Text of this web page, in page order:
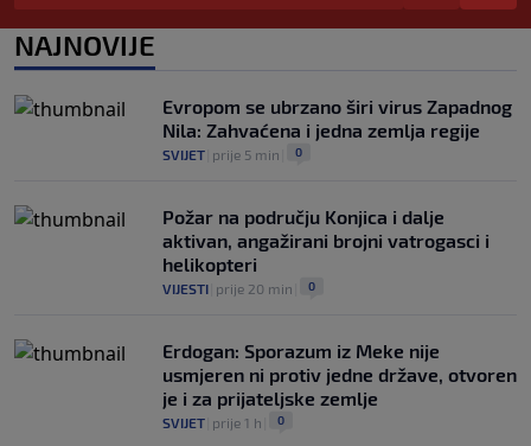
0
nisu pozvali na ostavku
NOGOMET 7. aug. 0
NAJNOVIJE
Evropom se ubrzano širi virus Zapadnog
Nila: Zahvaćena i jedna zemlja regije
SVIJET prije 5 min 0
Požar na području Konjica i dalje
aktivan, angažirani brojni vatrogasci i
helikopteri
VIJESTI prije 20 min 0
Erdogan: Sporazum iz Meke nije
usmjeren ni protiv jedne države, otvoren
je i za prijateljske zemlje
SVIJET prije 1 h 0